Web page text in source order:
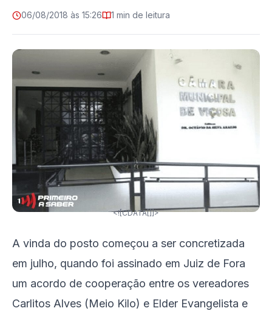
06/08/2018 às 15:26 1 min de leitura
<![CDATA[]]>
A vinda do posto começou a ser concretizada
em julho, quando foi assinado em Juiz de Fora
um acordo de cooperação entre os vereadores
Carlitos Alves (Meio Kilo) e Elder Evangelista e